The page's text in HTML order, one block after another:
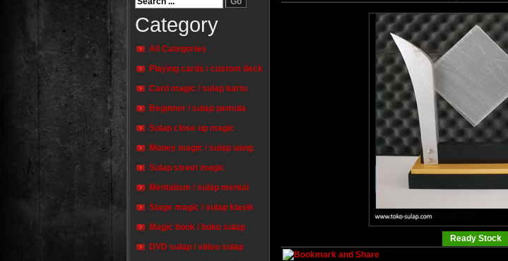
Category
All Categories
Playing cards / custom deck
Card magic / sulap kartu
Beginner / sulap pemula
Sulap close up magic
Money magic / sulap uang
Sulap street magic
Mentalism / sulap mental
Stage magic / sulap klasik
Magic book / buku sulap
DVD sulap / video sulap
Ready Stock